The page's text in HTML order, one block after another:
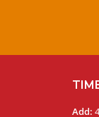
Add: